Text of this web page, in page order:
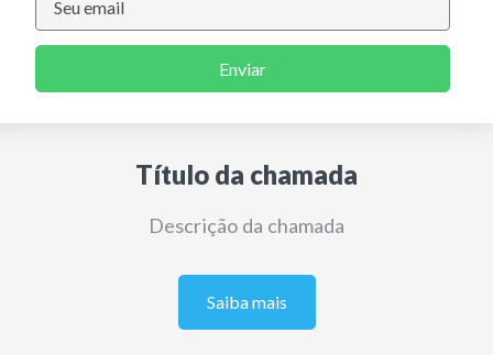
Enviar
Título da chamada
Descrição da chamada
Saiba mais